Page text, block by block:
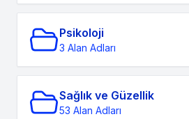
Psikoloji
3 Alan Adları
Sağlık ve Güzellik
53 Alan Adları